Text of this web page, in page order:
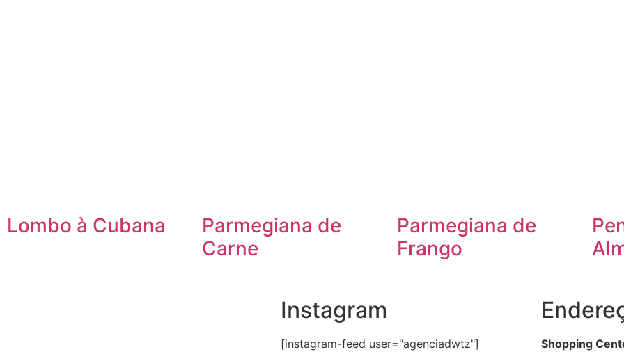
Lombo à Cubana
Parmegiana de
Carne
Parmegiana de
Frango
Instagram
[instagram-feed user="agenciadwtz"] Shopping